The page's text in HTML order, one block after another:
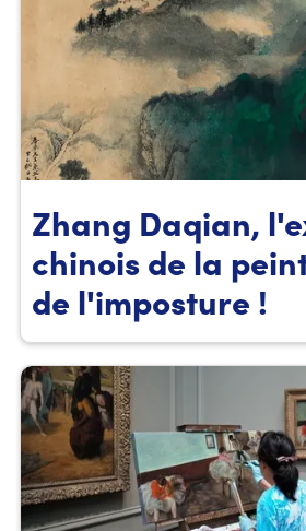
Zhang Daqian,
chinois de la
de l'imposture !